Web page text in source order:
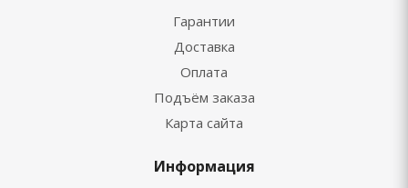
Гарантии
Доставка
Оплата
Подъём заказа
Карта сайта
Информация